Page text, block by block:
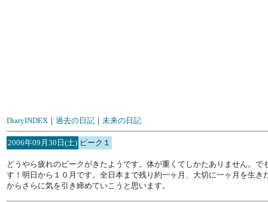
DiaryINDEX ｜ 過去の日記 ｜ 未来の日記
2006年09月30日(土) ピーク１
どうやら疲れのピークがきたようです。体が重くてしかたありません。
す！明日から１０月です。全日本まで残り約一ヶ月、大切に一ヶ月を生
からさらに気を引き締めていこうと思います。